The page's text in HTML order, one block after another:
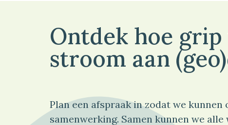
Ontdek hoe
stroom aan
Plan een afspraak in zodat we kunnen
samenwerking. Samen kunnen we